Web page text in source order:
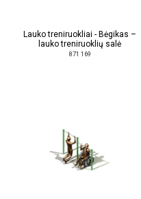
Lauko treniruokliai - Bėgikas –
lauko treniruoklių salė
871 169